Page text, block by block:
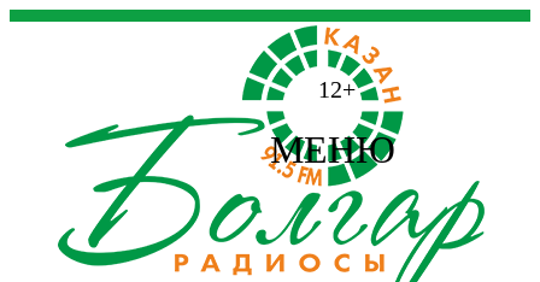
12+
МЕНЮ